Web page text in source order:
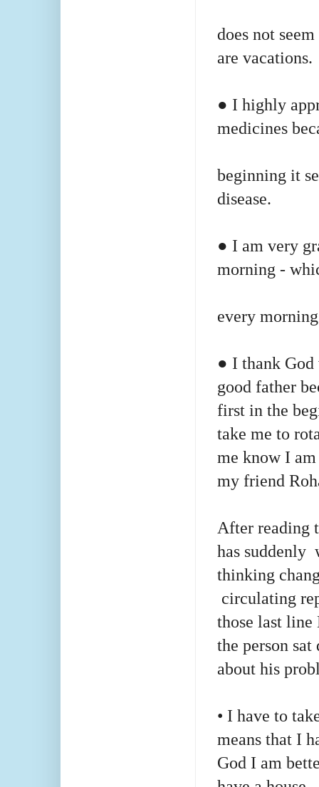
does not
are vacations.
● I highly
medicines
beginning it
disease.
● I am very
morning -
every
● I thank
good father
first in the
take me to
me know I
my friend
After reading
has suddenly
thinking
circulating
those last
the person
about his
• I have to
means that I
God I am